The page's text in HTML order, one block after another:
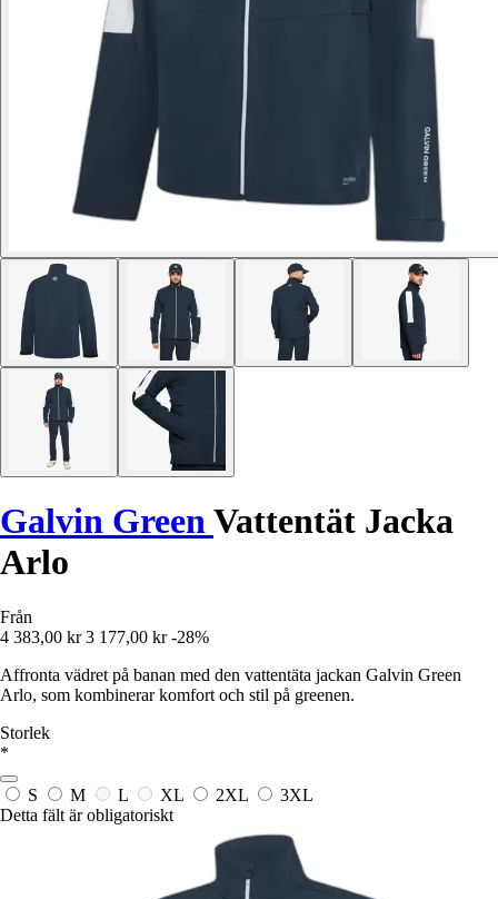
Galvin GreenVattentät Jacka
Arlo
Från
4 383,00 kr 3 177,00 kr -28%
Affronta vädret på banan med den vattentäta jackan Galvin Green
Arlo, som kombinerar komfort och stil på greenen.
Storlek
*
S M L XL 2XL
3XL
Detta fält är obligatoriskt